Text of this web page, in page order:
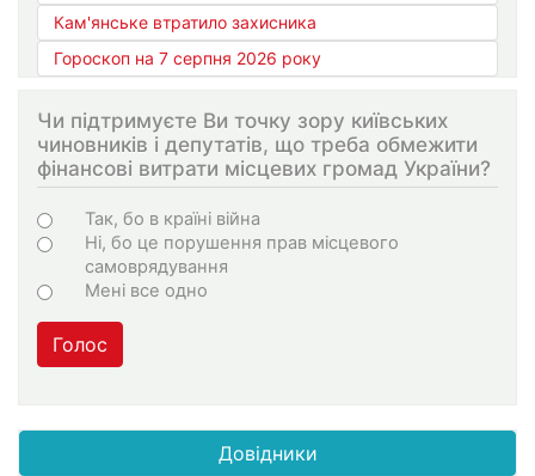
Кам'янське втратило захисника
Гороскоп на 7 серпня 2026 року
Чи підтримуєте Ви точку зору київських
чиновників і депутатів, що треба обмежити
фінансові витрати місцевих громад України?
Варіанти
Так, бо в країні війна
Ні, бо це порушення прав місцевого
самоврядування
Мені все одно
Голос
Довідники